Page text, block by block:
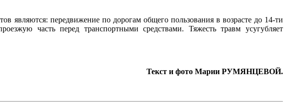
являются: передвижение по дорогам общего пользования в возрасте до 14-ти
часть перед транспортными средствами. Тяжесть травм усугубляет
Текст и фото Марии РУМЯНЦЕВОЙ.